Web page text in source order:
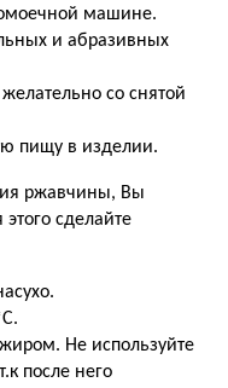
машине.
и абразивных
со снятой
пищу в изделии.
ржавчины, Вы
сделайте
Не используйте
после него